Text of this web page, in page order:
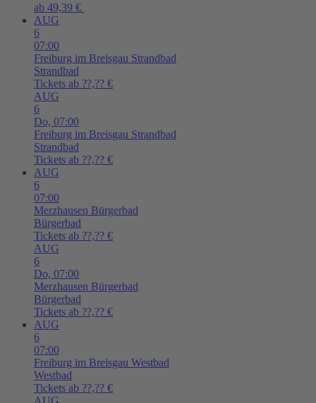
ab 49,39 €
AUG
6
07:00
Freiburg im Breisgau Strandbad
Strandbad
Tickets ab ??,?? €
AUG
6
Do, 07:00
Freiburg im Breisgau Strandbad
Strandbad
Tickets ab ??,?? €
AUG
6
07:00
Merzhausen Bürgerbad
Bürgerbad
Tickets ab ??,?? €
AUG
6
Do, 07:00
Merzhausen Bürgerbad
Bürgerbad
Tickets ab ??,?? €
AUG
6
07:00
Freiburg im Breisgau Westbad
Westbad
Tickets ab ??,?? €
AUG